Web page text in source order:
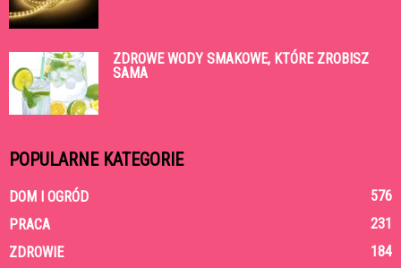
ZDROWE WODY SMAKOWE, KTÓRE ZROBISZ
SAMA
POPULARNE KATEGORIE
DOM I OGRÓD
576
PRACA
231
ZDROWIE
184